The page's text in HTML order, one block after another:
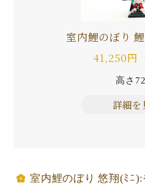
室内鯉のぼり
41,250円
高さ
詳細を
室内鯉のぼり 悠翔(ﾐﾆ